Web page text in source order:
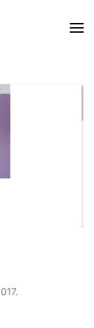
.